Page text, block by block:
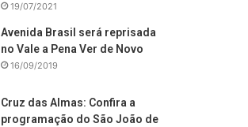
19/07/2021
Avenida Brasil será reprisada
no Vale a Pena Ver de Novo
16/09/2019
Cruz das Almas: Confira a
programação do São João de